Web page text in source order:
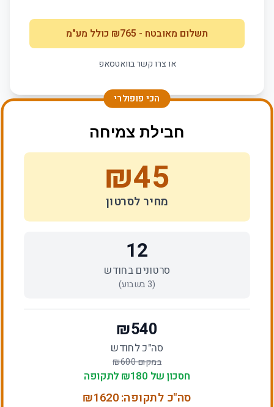
תשלום מאובטח - ₪
765 כולל מע"מ
או צרו קשר בוואטסאפ
הכי פופולרי
חבילת צמיחה
₪45
מחיר לסרטון
12
סרטונים בחודש
(
3בשבוע)
₪540
סה"כ לחודש
במקום ₪600
חסכון של ₪ 180 לתקופה
סה"כ לתקופה: ₪1620